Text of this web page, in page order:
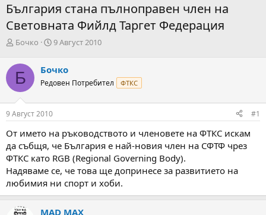
България стана пълноправен член на
Световната Фийлд Таргет Федерация
А
т
о
р
н
а
т
м
а
т
а
Бочко
Н
а
л
а
т
а
9 Август 2010
Б Бочко
Редовен Потребител ФТКС
9 Август 2010 #1
От името на ръководството и членовете на ФТКС искам
да събщя, че България е най-новия член на СФТФ чрез
ФТКС като RGB (Regional Governing Body).
Надяваме се, че това ще допринесе за развитието на
любимия ни спорт и хоби.
MAD MAX